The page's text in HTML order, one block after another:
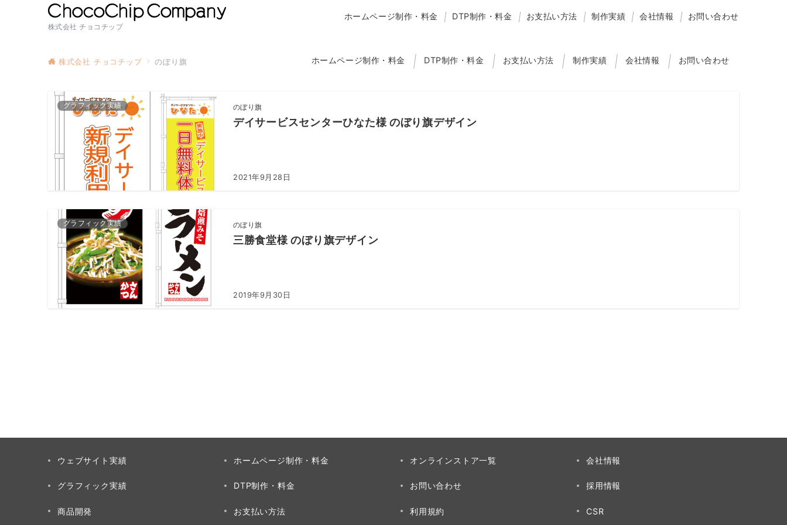
株式会社 チョコチップ
ホームページ制作・料金 DTP制作・料金 お支払い方法 制作実績 会社情報 お問い合わせ
ホームページ制作・料金 DTP制作・料金 お支払い方法 制作実績 会社情報 お問い合わせ
株式会社 チョコチップ のぼり旗
グラフィック実績 のぼり旗
デイサービスセンターひなた様 のぼり旗デザイン
2021年9月28日
グラフィック実績 のぼり旗
三勝食堂様 のぼり旗デザイン
2019年9月30日
ウェブサイト実績
グラフィック実績
商品開発
ホームページ制作・料金
DTP制作・料金
お支払い方法
オンラインストア一覧
お問い合わせ
利用規約
会社情報
採用情報
CSR